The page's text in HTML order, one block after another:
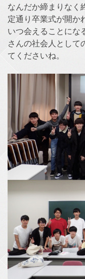
なんだか締まりなく
定通り卒業式が開か
いつ会えることにな
さんの社会人として
てくださいね。